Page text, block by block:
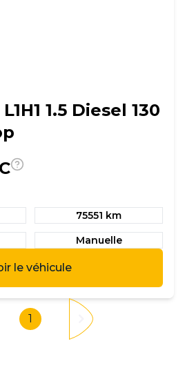
1.5 Diesel 130
75551 km
Manuelle
le véhicule
1